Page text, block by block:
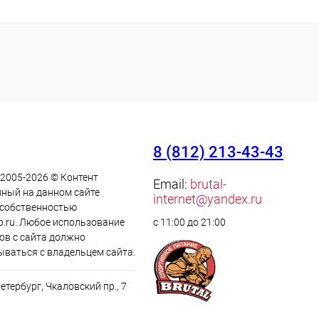
2026 © Контент
на данном сайте
Любое использование
с сайта должно
с владельцем сайта.
Чкаловский пр., 7
8 (812) 213-43-43
Email: brutal-
internet@yandex.ru
с 11:00 до 21:00